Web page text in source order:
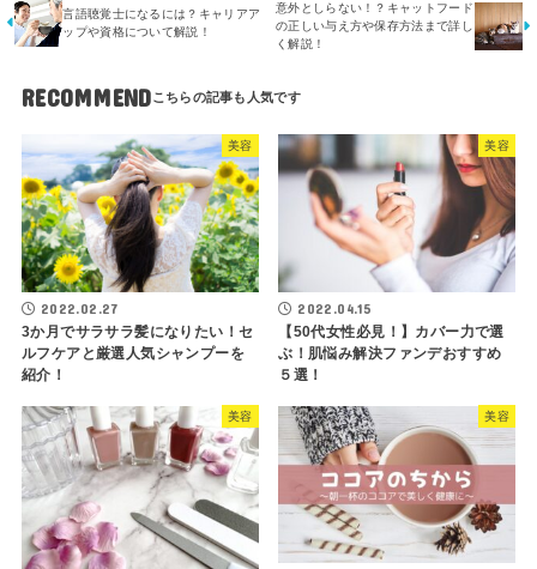
言語聴覚士になるには？キャリアア
ップや資格について解説！
意外としらない！？キャットフード
の正しい与え方や保存方法まで詳し
く解説！
RECOMMEND
美容
2022.02.27
3か月でサラサラ髪になりたい！セ
ルフケアと厳選人気シャンプーを
紹介！
美容
2022.04.15
【50代女性必見！】カバー力で選
ぶ！肌悩み解決ファンデおすすめ
５選！
美容 美容